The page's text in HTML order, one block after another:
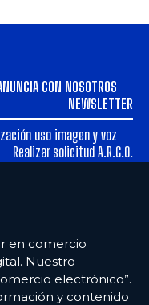
CON NOSOTROS
NEWSLETTER
uso imagen y voz
Realizar solicitud A.R.C.O.
en comercio
Nuestro
electrónico”.
y contenido